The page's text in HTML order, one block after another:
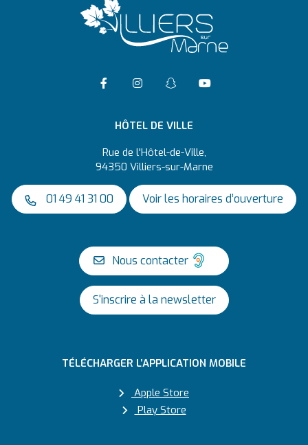
Accéder à la page Facebook
Suivre l'actualité de
Suivre l'actualité
Accéder à la
HÔTEL DE VILLE
Rue de l'Hôtel-de-Ville,
94350 Villiers-sur-Marne
01 49 41 31 00 Voir les horaires d’ouverture
Nous contacter
S'inscrire à la newsletter
TÉLÉCHARGER L’APPLICATION MOBILE
Apple Store
Play Store